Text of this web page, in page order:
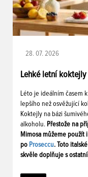
28. 07. 2026
Lehké letní koktejly
Léto je ideálním časem
lepšího než osvěžující
Koktejly na bázi
alkoholu. Přestože na
Mimosa můžeme použít
po Proseccu. Toto
skvěle doplňuje s